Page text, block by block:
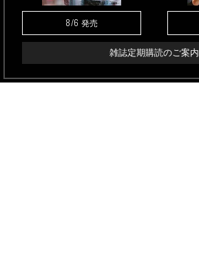
8/6 発売
雑誌定期購読のご案内